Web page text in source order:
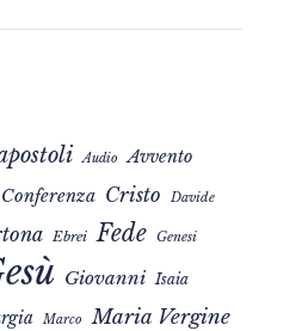
Audio Avvento
Conferenza Cristo Davide
Ebrei Fede Genesi
Giovanni Isaia
Marco Maria Vergine